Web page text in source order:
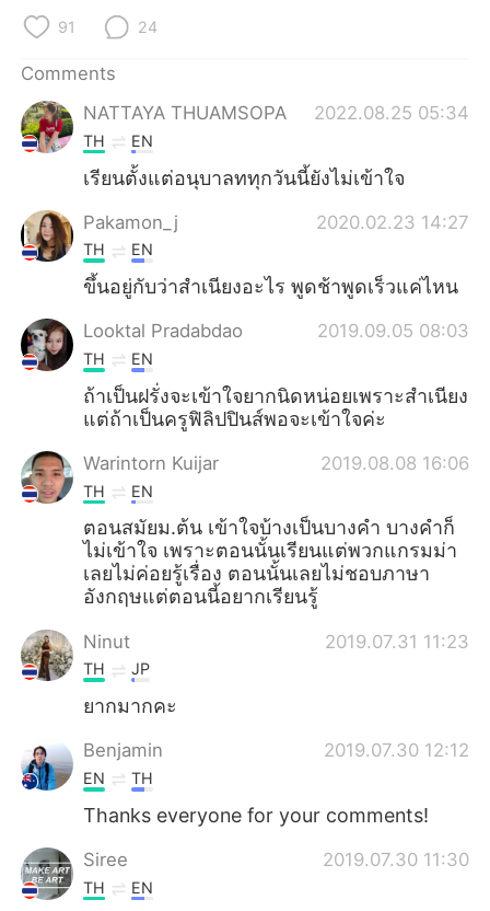
Français
日本語
Русский
Indonesia Italiano
Türkçe
Português
91 24
Comments
NATTAYA THUAMSOPA
2022.08.25 05:34
TH EN
เรียนตั้งแต่อนุบาลททุกวันนี้ยังไม่เข้าใจ
Pakamon_j 2020.02.23 14:27
TH EN
ขึ้นอยู่กับว่าสำเนียงอะไร​ พูดช้าพูดเร็วแค่ไหน
Looktal Pradabdao 2019.09.05 08:03
TH EN
ถ้าเป็นฝรั่งจะเข้าใจยากนิดหน่อยเพราะสำเนียง
แต่ถ้าเป็นครูฟิลิปปินส์พอจะเข้าใจค่ะ
Warintorn Kuijar 2019.08.08 16:06
TH EN
ตอนสมัยม.ต้น​ เข้าใจบ้างเป็นบางคำ​ บางคำก็
ไม่เข้าใจ​ เพราะตอนนั้นเรียนแต่พวกแกรมม่า​
เลยไม่ค่อยรู้เรื่อง​ ตอนนั้นเลยไม่ชอบภาษา
อังกฤษ​แต่ตอนนี้อยากเรียนรู้
Ninut 2019.07.31 11:23
TH JP
ยากมากคะ
Benjamin 2019.07.30 12:12
EN TH
Thanks everyone for your comments!
Siree 2019.07.30 11:30
TH EN